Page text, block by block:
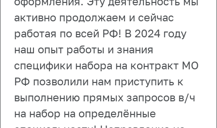
активно продолжаем и сейчас
работая по всей РФ! В 2024 году
наш опыт работы и знания
специфики набора на контракт МО
РФ позволили нам приступить к
выполнению прямых запросов в/ч
на набор на определённые